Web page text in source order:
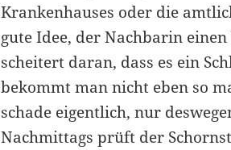
Krankenhauses oder die
gute Idee, der Nachbarin
scheitert daran, dass es ein
bekommt man nicht eben so
schade eigentlich, nur
Nachmittags prüft der